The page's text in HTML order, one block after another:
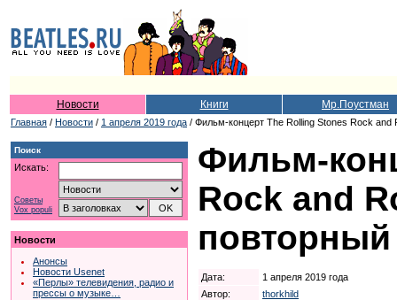
Новости Книги Мр.Поустман
Главная / Новости / 1 апреля 2019 года / Фильм-концерт The Rolling Stones Rock
Поиск
Искать:
Советы
Vox populi
Новости
Анонсы
Новости Usenet
«Перлы» телевидения, радио и
прессы о музыке…
Фильм-
Rock and
Дата:
1 апреля 2019 года
Автор:
thorkhild